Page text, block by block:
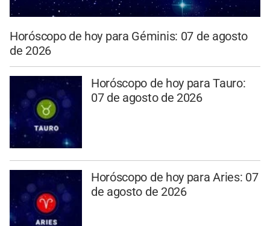
Horóscopo de hoy para Géminis: 07 de agosto
de 2026
Horóscopo de hoy para Tauro:
07 de agosto de 2026
Horóscopo de hoy para Aries: 07
de agosto de 2026